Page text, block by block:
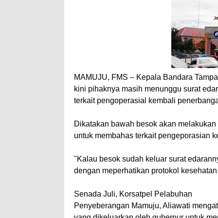
MAMUJU, FMS – Kepala Bandara
kini pihaknya masih menunggu surat
terkait pengoperasial kembali
Dikatakan bawah besok akan
untuk membahas terkait pengeporasian
"Kalau besok sudah keluar surat
dengan meperhatikan protokol
Senada Juli, Korsatpel Pelabuhan
Penyeberangan Mamuju, Aliawati